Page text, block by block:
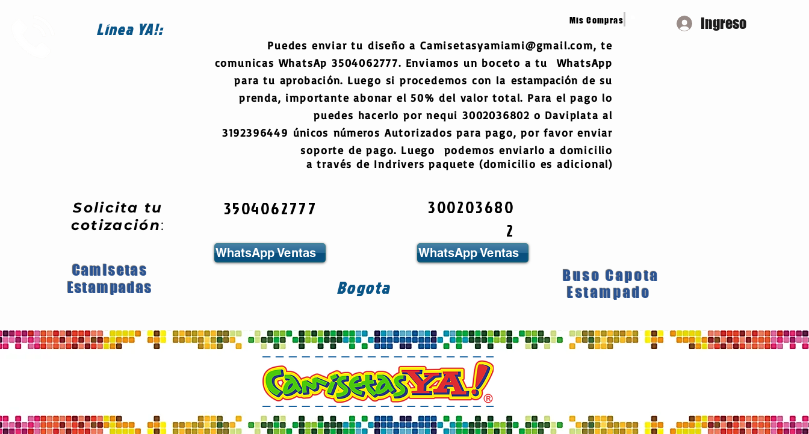
LíneaYA!:
Solicita tu
cotización:
Camisetas
Estampadas
Mis Compras Ingreso
Puedes enviar tu diseño a Camisetasyamiami@gmail.com, te
comunicas WhatsAp 3504062777. Enviamos un boceto a tu WhatsApp
para tu aprobación. Luego si procedemos con la estampación de su
prenda, importante abonar el 50% del valor total. Para el pago lo
puedes hacerlo por nequi 3002036802 o Daviplata al
3192396449 únicos números Autorizados para pago, por favor enviar
soporte de pago. Luego podemos enviarlo a domicilio
a través de Indrivers paquete (domicilio es adicional)
3504062777
WhatsApp Ventas
Bogota
300203680
2
WhatsApp Ventas
Buso Capota
Estampado